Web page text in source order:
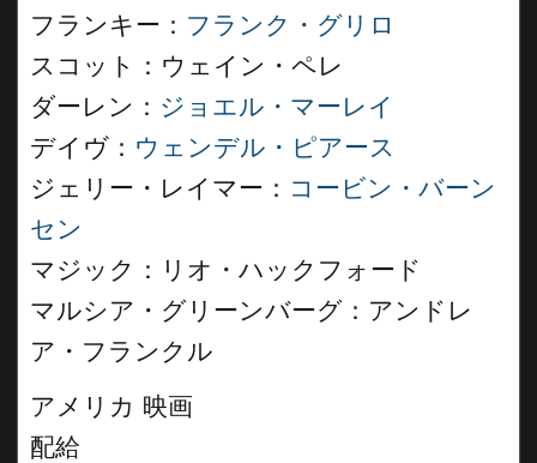
フランキー： フランク・グリロ
スコット：ウェイン・ペレ
ダーレン： ジョエル・マーレイ
デイヴ： ウェンデル・ピアース
ジェリー・レイマー： コービン・バーン
セン
マジック：リオ・ハックフォード
マルシア・グリーンバーグ：アンドレ
ア・フランクル
アメリカ 映画
配給